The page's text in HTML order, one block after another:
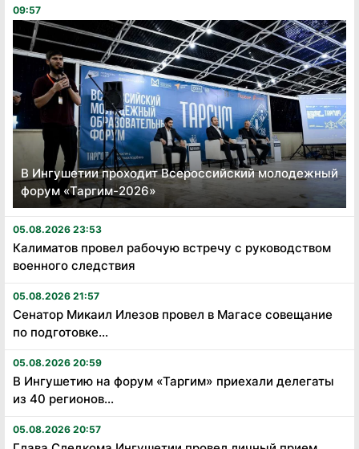
09:57
В Ингушетии проходит Всероссийский молодежный
форум «Таргим-2026»
05.08.2026 23:53
Калиматов провел рабочую встречу с руководством
военного следствия
05.08.2026 21:57
Сенатор Микаил Илезов провел в Магасе совещание
по подготовке...
05.08.2026 20:59
В Ингушетию на форум «Таргим» приехали делегаты
из 40 регионов...
05.08.2026 20:57